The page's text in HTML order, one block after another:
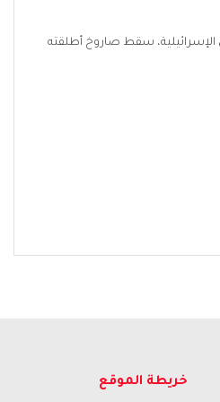
الإسرائيلية، سقط صاروخ أطلقته
خريطة الموقع